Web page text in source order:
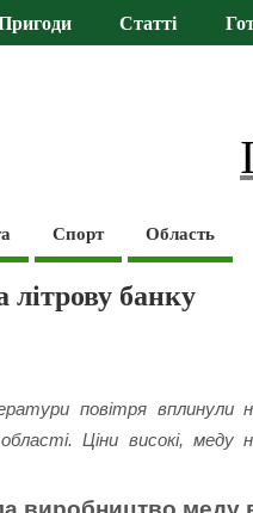
Статті
Спорт Область
банку
повітря вплинули
Ціни високі, меду